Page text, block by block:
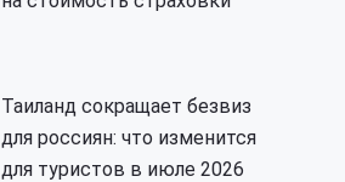
Таиланд сокращает безвиз
для россиян: что изменится
для туристов в июле 2026